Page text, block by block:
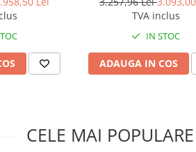
de către producător fără
TVA inclus
IN STOC
ADAUGA IN COS
CELE MAI